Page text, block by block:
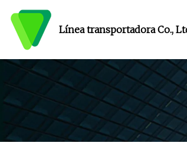
Línea transportadora Co.,